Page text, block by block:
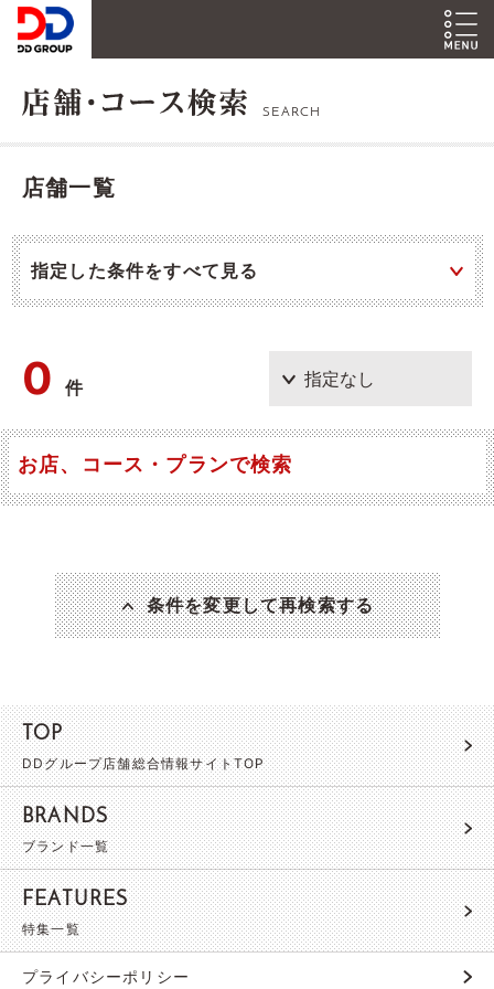
SEARCH
店舗一覧
指定した条件をすべて見る
0件
お店、コース・プランで検索
条件を変更して再検索する
TOP
DDグループ店舗総合情報サイトTOP
BRANDS
ブランド一覧
FEATURES
特集一覧
プライバシーポリシー